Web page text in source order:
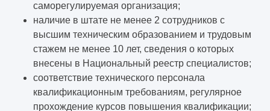
саморегулируемая организация;
наличие в штате не менее 2 сотрудников с
высшим техническим образованием и трудовым
стажем не менее 10 лет, сведения о которых
внесены в Национальный реестр специалистов;
соответствие технического персонала
квалификационным требованиям, регулярное
прохождение курсов повышения квалификации;